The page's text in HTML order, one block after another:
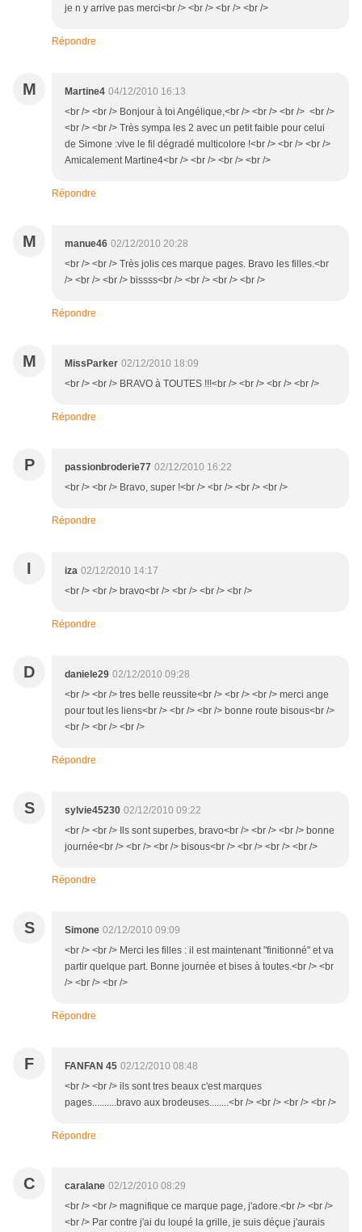
je n y arrive pas merci<br /> <br /> <br /> <br />
Répondre
M Martine4 04/12/2010 16:13
<br /> <br /> Bonjour à toi Angélique,<br /> <br /> <br /> <br />
<br /> <br /> Très sympa les 2 avec un petit faible pour celui
de Simone :vive le fil dégradé multicolore !<br /> <br /> <br />
Amicalement Martine4<br /> <br /> <br /> <br />
Répondre
M manue46 02/12/2010 20:28
<br /> <br /> Très jolis ces marque pages. Bravo les filles.<br
/> <br /> <br /> bissss<br /> <br /> <br /> <br />
Répondre
M MissParker 02/12/2010 18:09
<br /> <br /> BRAVO à TOUTES !!!<br /> <br /> <br /> <br />
Répondre
P passionbroderie77 02/12/2010 16:22
<br /> <br /> Bravo, super !<br /> <br /> <br /> <br />
Répondre
I iza 02/12/2010 14:17
<br /> <br /> bravo<br /> <br /> <br /> <br />
Répondre
D daniele29 02/12/2010 09:28
<br /> <br /> tres belle reussite<br /> <br /> <br /> merci ange
pour tout les liens<br /> <br /> <br /> bonne route bisous<br />
<br /> <br /> <br />
Répondre
S sylvie45230 02/12/2010 09:22
<br /> <br /> Ils sont superbes, bravo<br /> <br /> <br /> bonne
journée<br /> <br /> <br /> bisous<br /> <br /> <br /> <br />
Répondre
S Simone 02/12/2010 09:09
<br /> <br /> Merci les filles : il est maintenant "finitionné" et va
partir quelque part. Bonne journée et bises à toutes.<br /> <br
/> <br /> <br />
Répondre
F FANFAN 45 02/12/2010 08:48
<br /> <br /> ils sont tres beaux c'est marques
pages..........bravo aux brodeuses........<br /> <br /> <br /> <br />
Répondre
C caralane 02/12/2010 08:29
<br /> <br /> magnifique ce marque page, j'adore.<br /> <br />
<br /> Par contre j'ai du loupé la grille, je suis déçue j'aurais